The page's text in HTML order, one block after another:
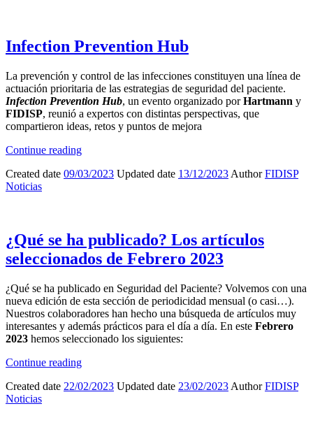
Infection Prevention Hub
La prevención y control de las infecciones constituyen una línea de
actuación prioritaria de las estrategias de seguridad del paciente.
Infection Prevention Hub, un evento organizado porHartmann y
FIDISP, reunió a expertos con distintas perspectivas, que
compartieron ideas, retos y puntos de mejora
Continue reading
Created date 09/03/2023 Updated date 13/12/2023 AuthorFIDISP
Noticias
¿Qué se ha publicado? Los artículos
seleccionados de Febrero 2023
¿Qué se ha publicado en Seguridad del Paciente? Volvemos con una
nueva edición de esta sección de periodicidad mensual (o casi…).
Nuestros colaboradores han hecho una búsqueda de artículos muy
interesantes y además prácticos para el día a día. En este Febrero
2023 hemos seleccionado los siguientes:
Continue reading
Created date 22/02/2023 Updated date 23/02/2023 AuthorFIDISP
Noticias